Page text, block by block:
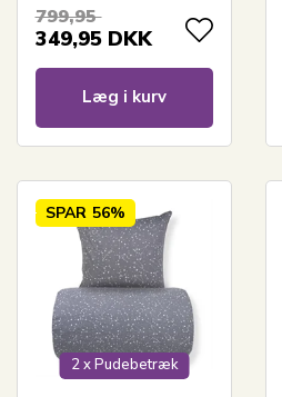
799,95
349,95 DKK
Læg i kurv
2 x Pudebetræk
SPAR 56%